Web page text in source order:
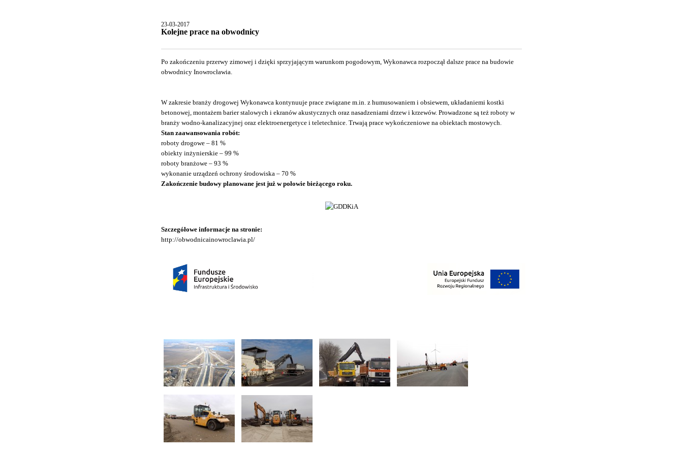
23-03-2017
Kolejne prace na obwodnicy
Po zakończeniu przerwy zimowej i dzięki sprzyjającym warunkom pogodowym, Wykonawca rozpoczął dalsze prace na budowie
obwodnicy Inowrocławia.
W zakresie branży drogowej Wykonawca kontynuuje prace związane m.in. z humusowaniem i obsiewem, układaniemi kostki
betonowej, montażem barier stalowych i ekranów akustycznych oraz nasadzeniami drzew i krzewów. Prowadzone są też roboty w
branży wodno-kanalizacyjnej oraz elektroenergetyce i teletechnice. Trwają prace wykończeniowe na obiektach mostowych.
Stan zaawansowania robót:
roboty drogowe – 81 %
obiekty inżynierskie – 99 %
roboty branżowe – 93 %
wykonanie urządzeń ochrony środowiska – 70 %
Zakończenie budowy planowane jest już w połowie bieżącego roku.
Szczegółowe informacje na stronie:
http://obwodnicainowroclawia.pl/